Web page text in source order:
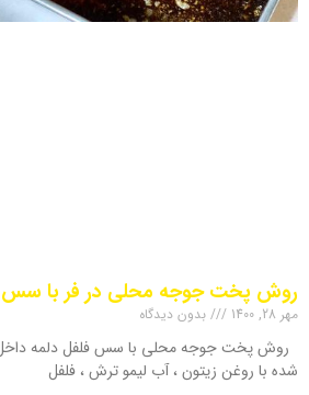
روش پخت جوجه محلی در فر با سس
مهر 28, 1400 بدون دیدگاه
روش پخت جوجه محلی با سس فلفل دلمه‌
شده با روغن زیتون ، آب لیمو ترش ، فلفل